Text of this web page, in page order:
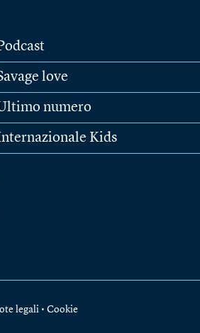
love
numero
Kids
legali • Cookie